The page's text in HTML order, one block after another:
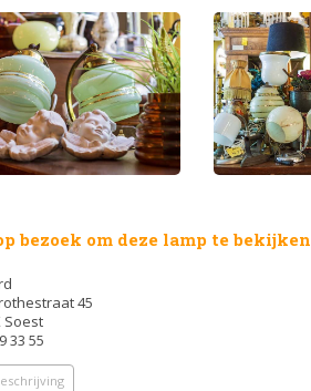
bezoek om deze lamp te bekijken
45
Soest
33 55